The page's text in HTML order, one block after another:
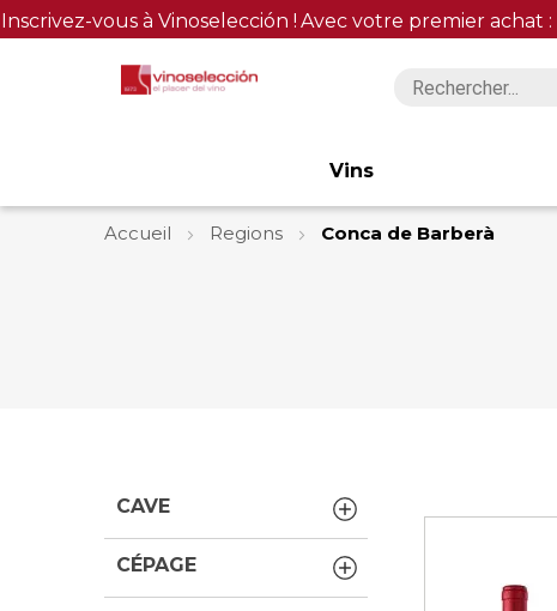
Inscrivez-vous à Vinoselección ! Avec votre premier achat :
Vins
Accueil Regions Conca de Barberà
CAVE
CÉPAGE